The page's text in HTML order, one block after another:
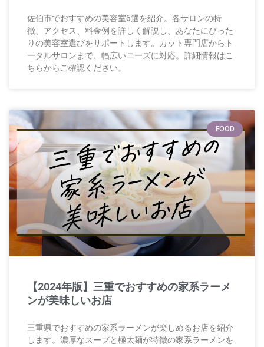
佐伯市でおすすめの美容室6選を紹介。各サロンの特
徴、アクセス、料金例を詳しく解説し、あなたにぴった
りの美容室選びをサポートします。カット専門店からト
ータルサロンまで、幅広いニーズに対応。詳細情報はこ
ちらからご確認ください。
FOOD
【2024年版】三重でおすすめの家系ラーメ
ンが美味しいお店
三重県でおすすめの家系ラーメンが楽しめるお店を紹介
します。濃厚なスープと極太麺が特徴の家系ラーメンを